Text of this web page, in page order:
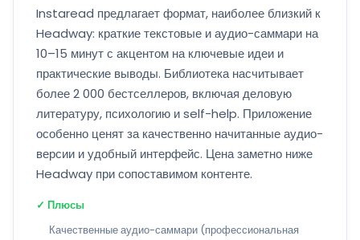
Instaread предлагает формат, наиболее близкий к
Headway: краткие текстовые и аудио-саммари на
10–15 минут с акцентом на ключевые идеи и
практические выводы. Библиотека насчитывает
более 2 000 бестселлеров, включая деловую
литературу, психологию и self-help. Приложение
особенно ценят за качественно начитанные аудио-
версии и удобный интерфейс. Цена заметно ниже
Headway при сопоставимом контенте.
✓ Плюсы
Качественные аудио-саммари (профессиональная